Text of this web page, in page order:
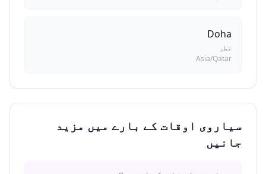
Doha
قطر
Asia/Qatar
سیاروی اوقات کے بارے میں مزید
جانیں